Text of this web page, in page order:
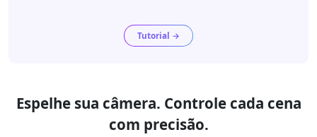
Tutorial →
Espelhe sua câmera. Controle cada cena
com precisão.